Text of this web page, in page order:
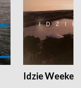
Idzie